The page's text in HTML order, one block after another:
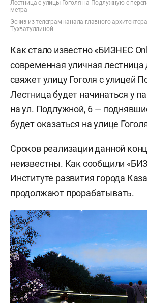
Лестница с улицы Гоголя на Подлужную с
метра
Эскиз из телеграм-канала главного
Тухватуллиной
Как стало известно «БИЗНЕС
современная уличная лестница
свяжет улицу Гоголя с улицей
Лестница будет начинаться у
на ул. Подлужной, 6 —
будет оказаться на улице
Сроков реализации данной
неизвестны. Как сообщили
Институте развития города
продолжают прорабатывать.